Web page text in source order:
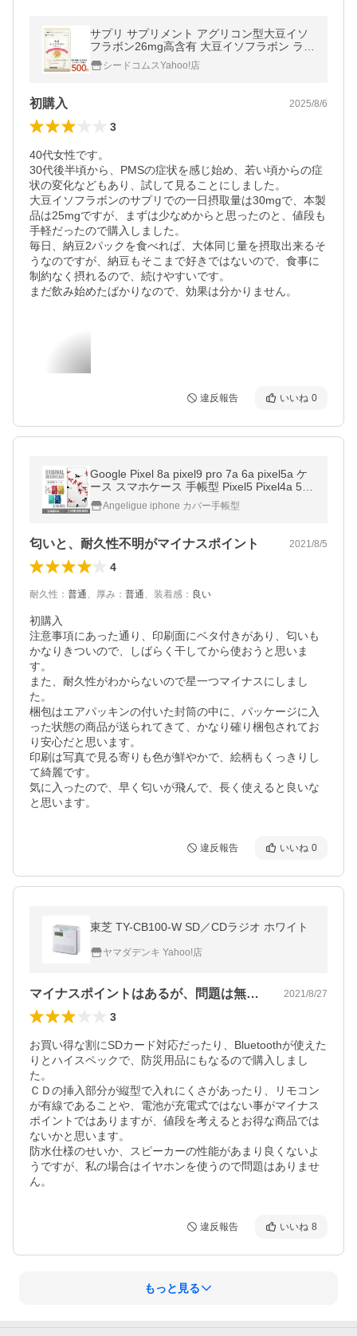
サプリ サプリメント アグリコン型大豆イソ
フラボン26mg高含有 大豆イソフラボン ラク
トビオン酸配合 ビタミンD 葉酸 サプリ サプ
リメント 約1ヵ月分
シードコムスYahoo!店
初購入 2025/8/6
3
40代女性です。
30代後半頃から、PMSの症状を感じ始め、若い頃からの症
状の変化などもあり、試して見ることにしました。
大豆イソフラボンのサプリでの一日摂取量は30mgで、本製
品は25mgですが、まずは少なめからと思ったのと、値段も
手軽だったので購入しました。
毎日、納豆2パックを食べれば、大体同じ量を摂取出来るそ
うなのですが、納豆もそこまで好きではないので、食事に
制約なく摂れるので、続けやすいです。
まだ飲み始めたばかりなので、効果は分かりません。
違反報告 いいね 0
Google Pixel 8a pixel9 pro 7a 6a pixel5a ケ
ース スマホケース 手帳型 Pixel5 Pixel4a 5G
カバー G4S1M G5NZ6 G025H G025M 手帳
型ケース スマホケース
Angeligue iphone カバー手帳型
匂いと、耐久性不明がマイナスポイント 2021/8/5
4
耐久性 ： 普通、 厚み ： 普通、 装着感 ： 良い
初購入
注意事項にあった通り、印刷面にベタ付きがあり、匂いも
かなりきついので、しばらく干してから使おうと思いま
す。
また、耐久性がわからないので星一つマイナスにしまし
た。
梱包はエアパッキンの付いた封筒の中に、パッケージに入
った状態の商品が送られてきて、かなり確り梱包されてお
り安心だと思います。
印刷は写真で見る寄りも色が鮮やかで、絵柄もくっきりし
て綺麗です。
気に入ったので、早く匂いが飛んで、長く使えると良いな
と思います。
違反報告 いいね 0
東芝 TY-CB100-W SD／CDラジオ ホワイト
ヤマダデンキ Yahoo!店
マイナスポイントはあるが、問題は無い。 2021/8/27
3
お買い得な割にSDカード対応だったり、Bluetoothが使えた
りとハイスペックで、防災用品にもなるので購入しまし
た。
ＣＤの挿入部分が縦型で入れにくさがあったり、リモコン
が有線であることや、電池が充電式ではない事がマイナス
ポイントではありますが、値段を考えるとお得な商品では
ないかと思います。
防水仕様のせいか、スピーカーの性能があまり良くないよ
うですが、私の場合はイヤホンを使うので問題はありませ
ん。
違反報告 いいね 8
もっと見る